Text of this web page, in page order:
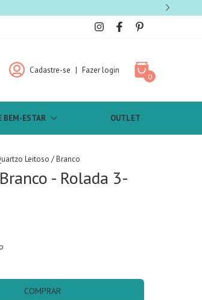
Cadastre-se | Fazer login
0
BEM-ESTAR OUTLET
Leitoso / Branco
- Rolada 3-